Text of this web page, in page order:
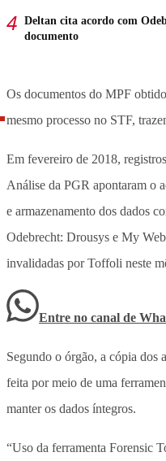
Deltan cita acordo com
documento
Os documentos do MPF
mesmo processo no STF,
Em fevereiro de 2018,
Análise da PGR apontaram o
e armazenamento dos dados
Odebrecht: Drousys e My
invalidadas por Toffoli neste
Entre no canal de
Segundo o órgão, a cópia dos
feita por meio de uma
manter os dados íntegros.
“Uso da ferramenta Forensic